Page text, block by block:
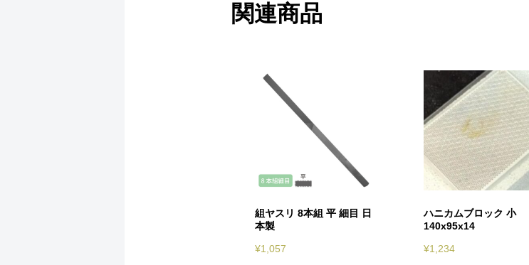
関連商品
組ヤスリ 8本組 平 細目 日
本製
¥1,057
ハニカムブロック 小
140x95x14
¥1,234